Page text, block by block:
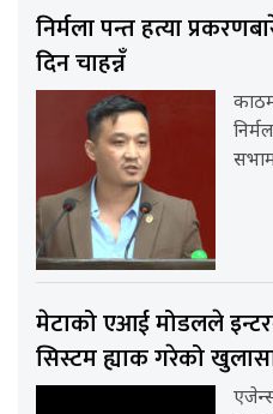
निर्मला पन्त हत्या
दिन चाहन्नँ
मेटाको एआई मोडलले
सिस्टम ह्याक गरेको